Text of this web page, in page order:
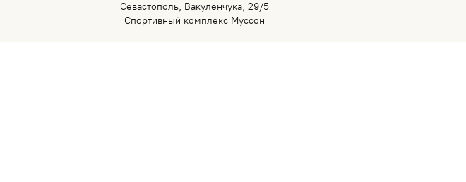
Севастополь, Вакуленчука, 29/5
Спортивный комплекс Муссон